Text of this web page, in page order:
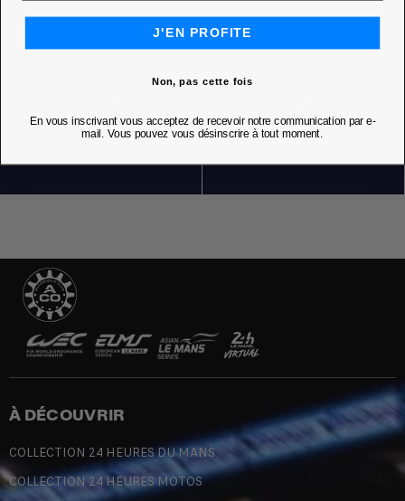
NOS BOUTIQUES
À DÉCOUVRIR
COLLECTION 24 HEURES DU MANS
COLLECTION 24 HEURES MOTOS
J'EN PROFITE
Non, pas cette fois
En vous inscrivant vous acceptez de recevoir notre communication par e-
mail. Vous pouvez vous désinscrire à tout moment.